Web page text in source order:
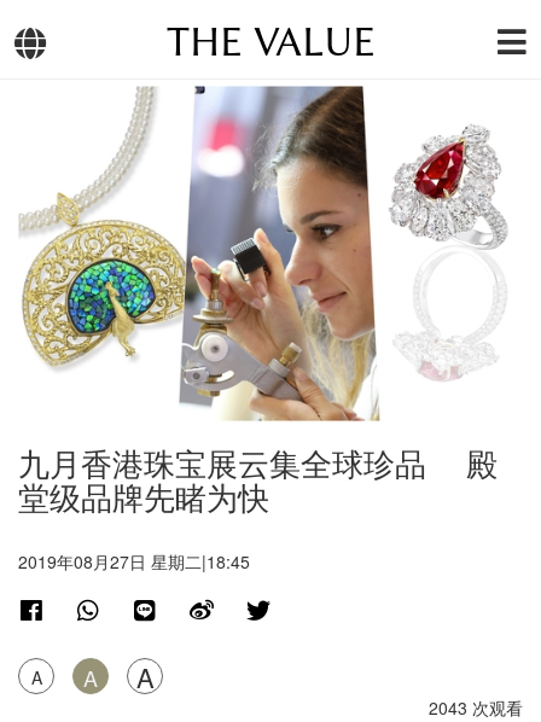
THE VALUE
九月香港珠宝展云集全球珍品 殿
堂级品牌先睹为快
2019年08月27日 星期二|18:45
A A A
2043 次观看